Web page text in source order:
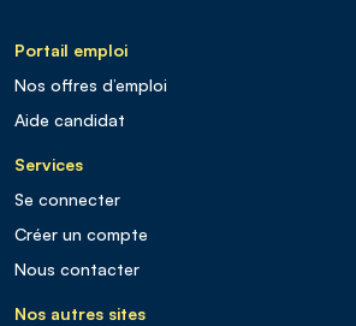
Portail emploi
Nos offres d’emploi
Aide candidat
Services
Se connecter
Créer un compte
Nous contacter
Nos autres sites